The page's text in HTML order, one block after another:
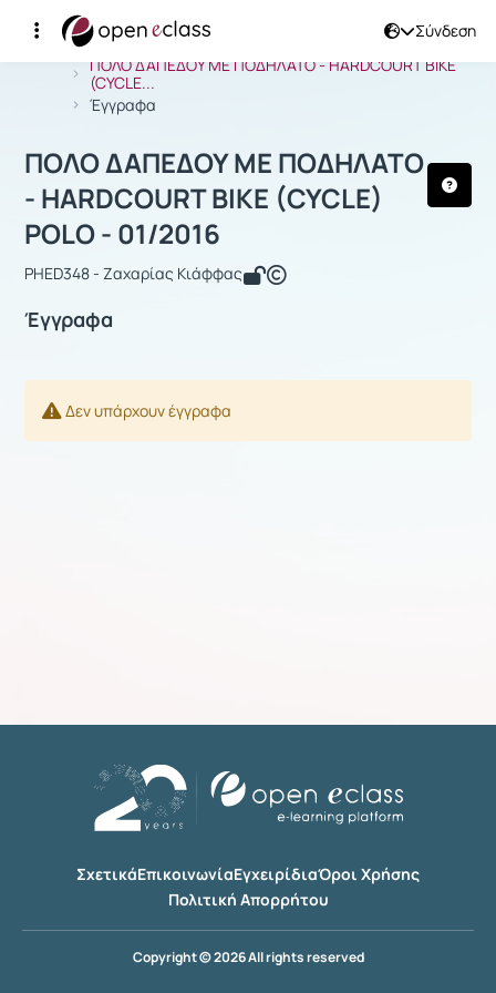
Σύνδεση
Αρχική Σελίδα
ΠΟΛΟ ΔΑΠΕΔΟΥ ΜΕ ΠΟΔΗΛΑΤΟ - HARDCOURT BIKE
(CYCLE...
Έγγραφα
Μάθημα : ΠΟΛΟ ΔΑΠΕΔΟΥ ΜΕ
ΠΟΛΟ ΔΑΠΕΔΟΥ ΜΕ ΠΟΔΗΛΑΤΟ
- HARDCOURT BIKE (CYCLE)
POLO - 01/2016
PHED348 - Ζαχαρίας Κιάφφας
Έγγραφα
Δεν υπάρχουν έγγραφα
ΣχετικάΕπικοινωνίαΕγχειρίδιαΌροι Χρήσης
Πολιτική Απορρήτου
Copyright © 2026 All rights reserved